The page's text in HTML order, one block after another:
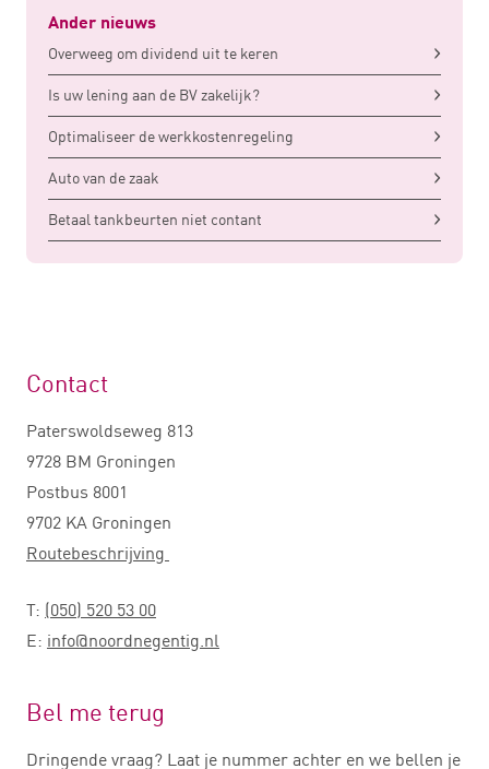
Ander nieuws
Overweeg om dividend uit te keren
Is uw lening aan de BV zakelijk?
Optimaliseer de werkkostenregeling
Auto van de zaak
Betaal tankbeurten niet contant
Contact
Paterswoldseweg 813
9728 BM Groningen
Postbus 8001
9702 KA Groningen
Routebeschrijving
T: (050) 520 53 00
E: info@noordnegentig.nl
Bel me terug
Dringende vraag? Laat je nummer achter en we bellen je